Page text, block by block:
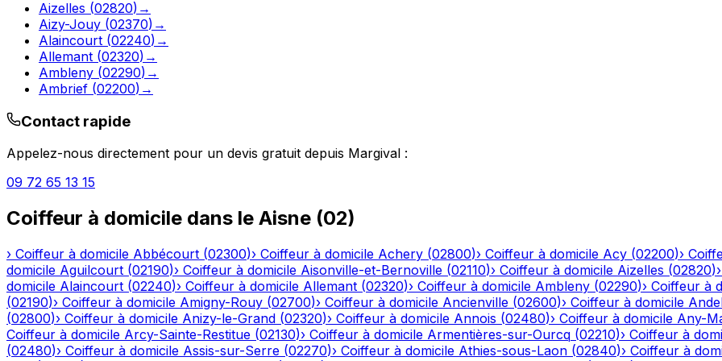
Aizelles (02820) →
Aizy-Jouy (02370) →
Alaincourt (02240) →
Allemant (02320) →
Ambleny (02290) →
Ambrief (02200) →
Contact rapide
Appelez-nous directement pour un devis gratuit depuis Margival :
09 72 65 13 15
Coiffeur à domicile dans le Aisne (02)
› Coiffeur à domicile Abbécourt (02300)› Coiffeur à domicile Achery (02800)› Coiffeur à domicile Acy (02200)›
domicile Aguilcourt (02190)› Coiffeur à domicile Aisonville-et-Bernoville (02110)› Coiffeur à domicile Aizelles (02820)
domicile Alaincourt (02240)› Coiffeur à domicile Allemant (02320)› Coiffeur à domicile Ambleny (02290)› Coiffeur à
(02190)› Coiffeur à domicile Amigny-Rouy (02700)› Coiffeur à domicile Ancienville (02600)› Coiffeur à domicile
(02800)› Coiffeur à domicile Anizy-le-Grand (02320)› Coiffeur à domicile Annois (02480)› Coiffeur à domicile Any-
Coiffeur à domicile Arcy-Sainte-Restitue (02130)› Coiffeur à domicile Armentières-sur-Ourcq (02210)› Coiffeur à
(02480)› Coiffeur à domicile Assis-sur-Serre (02270)› Coiffeur à domicile Athies-sous-Laon (02840)› Coiffeur à